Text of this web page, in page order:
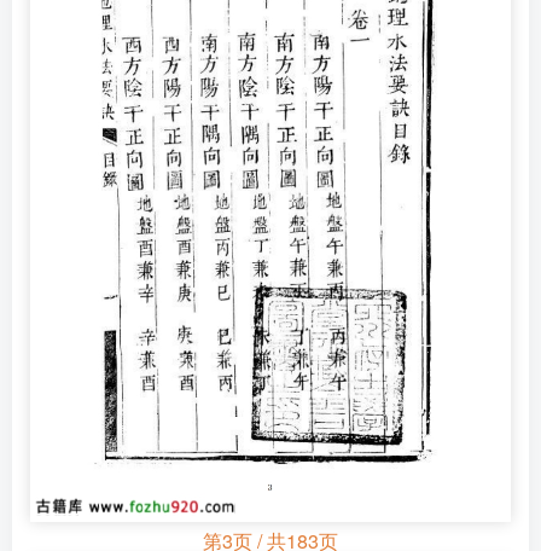
第3页 / 共183页